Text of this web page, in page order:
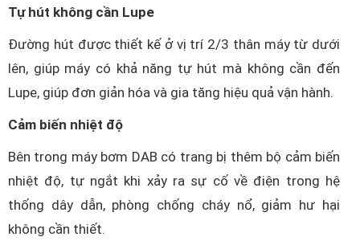
Tự hút không cần Lupe
Đường hút được thiết kế ở vị trí 2/3 thân máy từ dưới
lên, giúp máy có khả năng tự hút mà không cần đến
Lupe, giúp đơn giản hóa và gia tăng hiệu quả vận hành.
Cảm biến nhiệt độ
Bên trong máy bơm DAB có trang bị thêm bộ cảm biến
nhiệt độ, tự ngắt khi xảy ra sự cố về điện trong hệ
thống dây dẫn, phòng chống cháy nổ, giảm hư hại
không cần thiết.